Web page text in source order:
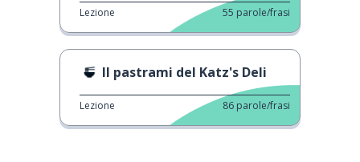
Lezione 55 parole/frasi
Il pastrami del Katz's Deli
Lezione 86 parole/frasi